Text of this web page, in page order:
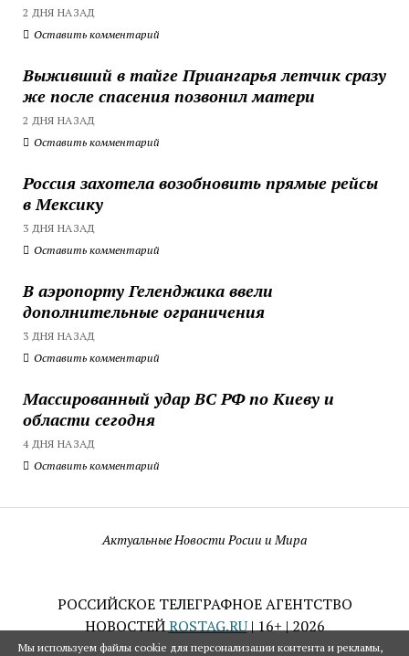
2 ДНЯ НАЗАД
Оставить комментарий
Выживший в тайге Приангарья летчик сразу
же после спасения позвонил матери
2 ДНЯ НАЗАД
Оставить комментарий
Россия захотела возобновить прямые рейсы
в Мексику
3 ДНЯ НАЗАД
Оставить комментарий
В аэропорту Геленджика ввели
дополнительные ограничения
3 ДНЯ НАЗАД
Оставить комментарий
Массированный удар ВС РФ по Киеву и
области сегодня
4 ДНЯ НАЗАД
Оставить комментарий
Актуальные Новости Росии и Мира
РОССИЙСКОЕ ТЕЛЕГРАФНОЕ АГЕНТСТВО
НОВОСТЕЙROSTAG.RU| 16+ | 2026
Мы используем файлы cookie для персонализации контента и рекламы,